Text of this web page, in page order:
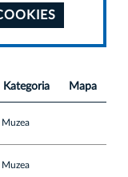
Kategoria Mapa
Muzea
Muzea